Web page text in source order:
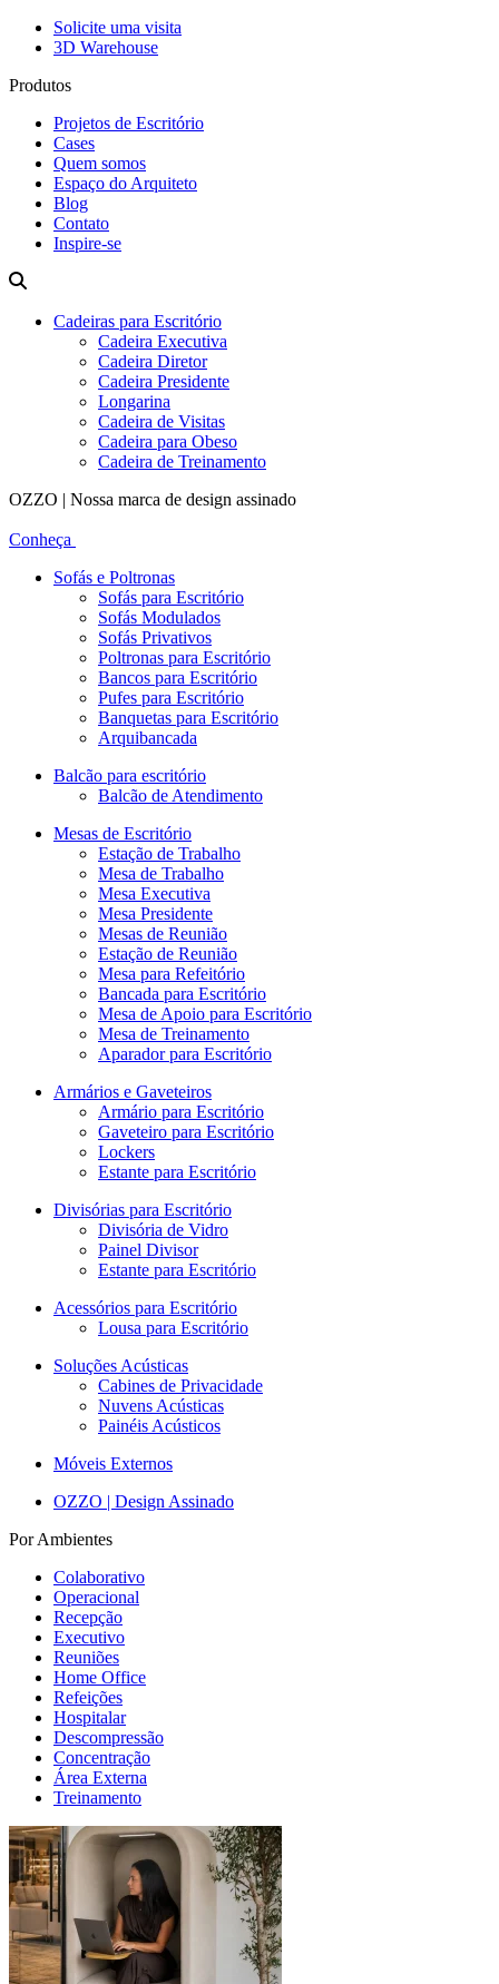
Solicite uma visita
3D Warehouse
Produtos
Projetos de Escritório
Cases
Quem somos
Espaço do Arquiteto
Blog
Contato
Inspire-se
Cadeiras para Escritório
Cadeira Executiva
Cadeira Diretor
Cadeira Presidente
Longarina
Cadeira de Visitas
Cadeira para Obeso
Cadeira de Treinamento
OZZO | Nossa marca de design assinado
Conheça
Sofás e Poltronas
Sofás para Escritório
Sofás Modulados
Sofás Privativos
Poltronas para Escritório
Bancos para Escritório
Pufes para Escritório
Banquetas para Escritório
Arquibancada
Balcão para escritório
Balcão de Atendimento
Mesas de Escritório
Estação de Trabalho
Mesa de Trabalho
Mesa Executiva
Mesa Presidente
Mesas de Reunião
Estação de Reunião
Mesa para Refeitório
Bancada para Escritório
Mesa de Apoio para Escritório
Mesa de Treinamento
Aparador para Escritório
Armários e Gaveteiros
Armário para Escritório
Gaveteiro para Escritório
Lockers
Estante para Escritório
Divisórias para Escritório
Divisória de Vidro
Painel Divisor
Estante para Escritório
Acessórios para Escritório
Lousa para Escritório
Soluções Acústicas
Cabines de Privacidade
Nuvens Acústicas
Painéis Acústicos
Móveis Externos
OZZO | Design Assinado
Por Ambientes
Colaborativo
Operacional
Recepção
Executivo
Reuniões
Home Office
Refeições
Hospitalar
Descompressão
Concentração
Área Externa
Treinamento